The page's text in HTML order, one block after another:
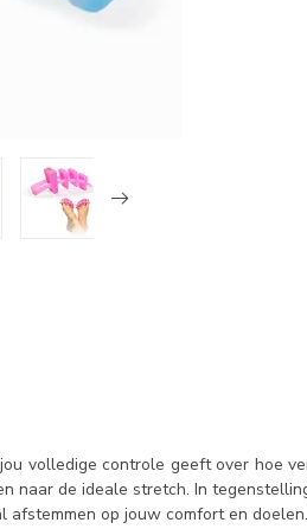
volledige controle geeft over hoe
naar de ideale stretch. In
op jouw comfort en doelen.